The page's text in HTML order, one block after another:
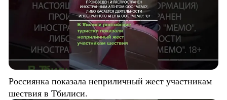
Россиянка показала неприличный жест участникам
шествия в Тбилиси.